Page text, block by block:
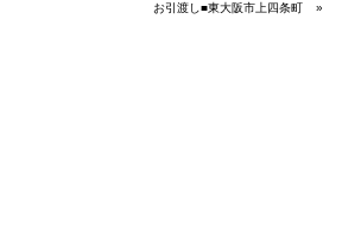
お引渡し■東大阪市上四条町 »